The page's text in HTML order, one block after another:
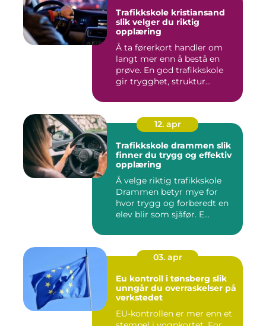
Trafikkskole kristiansand
slik velger du riktig
opplæring
Å ta førerkort handler om
langt mer enn å bestå en
prøve. En god trafikkskole
gir trygghet, struktur...
12. apr
Trafikkskole drammen slik
finner du trygg og effektiv
opplæring
Å velge riktig trafikkskole
Drammen betyr mye for
hvor trygg og forberedt en
elev blir som sjåfør. E...
03. apr
Eu kontroll i tønsberg slik
unngår du overraskelser på
verkstedet
EU-kontrollen er mer enn et